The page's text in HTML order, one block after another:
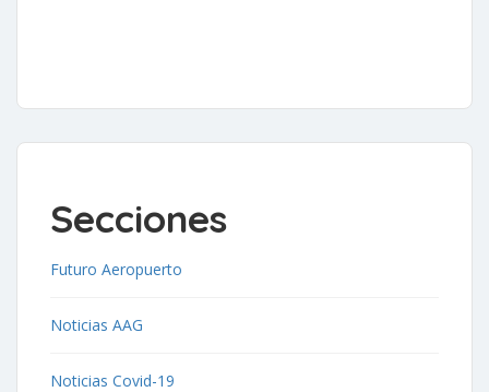
Secciones
Futuro Aeropuerto
Noticias AAG
Noticias Covid-19